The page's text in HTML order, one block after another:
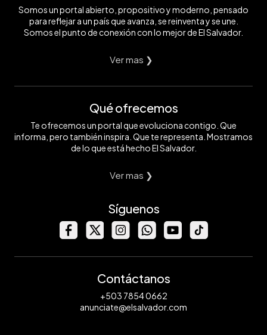
Somos un portal abierto, propositivo y moderno, pensado
para reflejar a un país que avanza, se reinventa y se une.
Somos el punto de conexión con lo mejor de El Salvador.
Ver mas ❯
Qué ofrecemos
Te ofrecemos un portal que evoluciona contigo. Que
informa, pero también inspira. Que te representa. Mostramos
de lo que está hecho El Salvador.
Ver mas ❯
Síguenos
Contáctanos
+503 7854 0662
anunciate@elsalvador.com